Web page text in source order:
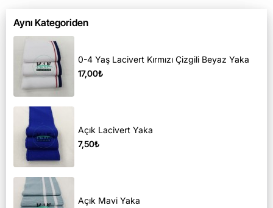
Aynı Kategoriden
0-4 Yaş Lacivert Kırmızı Çizgili Beyaz Yaka
17,00₺
Açık Lacivert Yaka
7,50₺
Açık Mavi Yaka